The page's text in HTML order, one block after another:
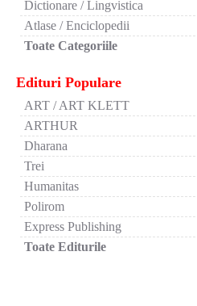
Dictionare / Lingvistica
Atlase / Enciclopedii
Toate Categoriile
Edituri Populare
ART / ART KLETT
ARTHUR
Dharana
Trei
Humanitas
Polirom
Express Publishing
Toate Editurile